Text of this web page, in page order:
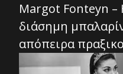
Margot Fonteyn –
διάσημη
απόπειρα